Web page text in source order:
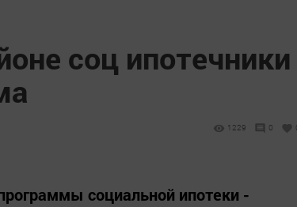
соц ипотечники
1229 0
социальной ипотеки -